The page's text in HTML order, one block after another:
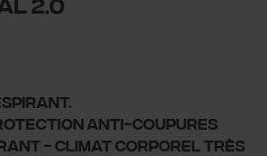
anti-coupures
- climat corporel très